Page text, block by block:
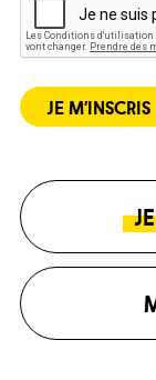
JE M’INSCRIS